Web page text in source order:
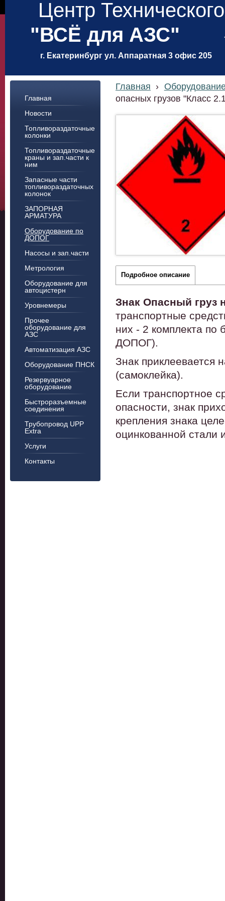
Центр
г. Екатеринбург ул. Аппаратная 3 офис 205
"ВСЁ для АЗС"
Главная
Новости
Топливораздаточные
колонки
Топливораздаточные
краны и зап.части к
ним
Запасные части
топливораздаточных
колонок
ЗАПОРНАЯ
АРМАТУРА
Оборудование по
ДОПОГ
Насосы и зап.части
Метрология
Оборудование для
автоцистерн
Уровнемеры
Прочее
оборудование для
АЗС
Автоматизация АЗС
Оборудование ПНСК
Резервуарное
оборудование
Быстроразъемные
соединения
Трубопровод UPP
Extra
Услуги
Контакты
Главная ›
опасных грузов "Класс
Подробное описание
Знак Опасный груз
транспортные
них - 2 комплекта по
ДОПОГ).
Знак приклеевается
(самоклейка).
Если транспортное
опасности, знак
крепления знака
оцинкованной стали